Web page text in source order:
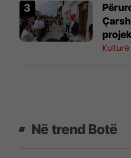
Kulturë
Në trend Botë